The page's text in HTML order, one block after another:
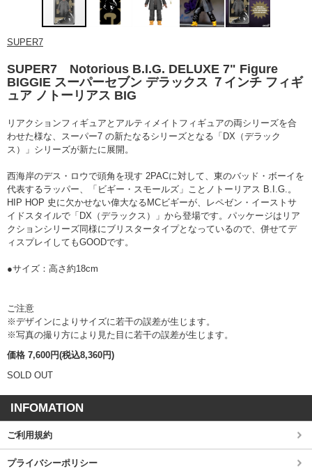
SUPER7
SUPER7 Notorious B.I.G. DELUXE 7" Figure
BIGGIE スーパーセブン デラックス ７インチ フィギ
ュア ノトーリアス BIG
リアクションフィギュアとアルティメイトフィギュアの両シリーズを合
わせた様な、スーパー7 の新たなるシリーズとなる「DX（デラック
ス）」シリーズが新たに展開。
西海岸のデス・ロウで頭角を現す 2PACに対して、東のバッド・ボーイを
代表するラッパー、「ビギー・スモールズ」ことノトーリアス B.I.G.。
HIP HOP 史に欠かせない偉大なるMCビギーが、レペゼン・イーストサ
イドスタイルで「DX（デラックス）」から登場です。パッケージはリア
クションシリーズ同様にブリスタータイプとなっているので、併せてデ
ィスプレイしてもGOODです。
●サイズ：高さ約18cm
ご注意
※デザインによりサイズに若干の誤差が生じます。
※写真の撮り方により見た目に若干の誤差が生じます。
価格 7,600円(税込8,360円)
SOLD OUT
INFOMATION
ご利用規約
プライバシーポリシー